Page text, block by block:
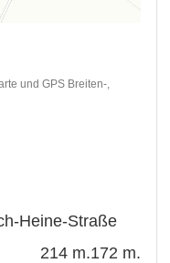
und GPS Breiten-,
Heine-Straße
172 m.
214 m.